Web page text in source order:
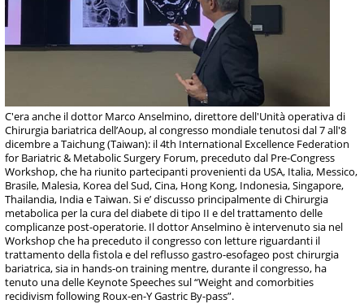
C'era anche il dottor Marco Anselmino, direttore dell'Unità operativa di
Chirurgia bariatrica dell’Aoup, al congresso mondiale tenutosi dal 7 all'8
dicembre a Taichung (Taiwan): il 4th International Excellence Federation
for Bariatric & Metabolic Surgery Forum, preceduto dal Pre-Congress
Workshop, che ha riunito partecipanti provenienti da USA, Italia, Messico,
Brasile, Malesia, Korea del Sud, Cina, Hong Kong, Indonesia, Singapore,
Thailandia, India e Taiwan. Si e’ discusso principalmente di Chirurgia
metabolica per la cura del diabete di tipo II e del trattamento delle
complicanze post-operatorie. Il dottor Anselmino è intervenuto sia nel
Workshop che ha preceduto il congresso con letture riguardanti il
trattamento della fistola e del reflusso gastro-esofageo post chirurgia
bariatrica, sia in hands-on training mentre, durante il congresso, ha
tenuto una delle Keynote Speeches sul “Weight and comorbities
recidivism following Roux-en-Y Gastric By-pass”.